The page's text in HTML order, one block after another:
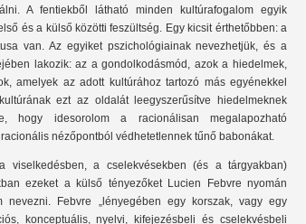
A fentiekből látható minden kultúrafogalom egyik
és a külső közötti feszültség. Egy kicsit érthetőbben: a
van. Az egyiket pszichológiainak nevezhetjük, és a
lakozik: az a gondolkodásmód, azok a hiedelmek,
amelyek az adott kultúrához tartozó más egyénekkel
ezt az oldalát leegyszerűsítve hiedelmeknek
hogy idesorolom a racionálisan megalapozható
nézőpontból védhetetlennek tűnő babonákat.
viselkedésben, a cselekvésekben (és a tárgyakban)
ezeket a külső tényezőket Lucien Febvre nyomán
nevezni. Febvre „lényegében egy korszak, vagy egy
konceptuális, nyelvi, kifejezésbeli és cselekvésbeli